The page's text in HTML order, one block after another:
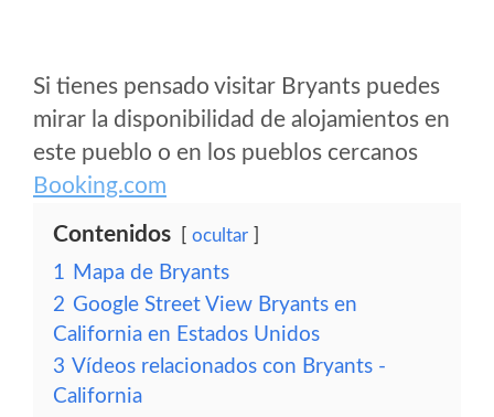
Si tienes pensado visitar Bryants puedes
mirar la disponibilidad de alojamientos en
este pueblo o en los pueblos cercanos
Booking.com
Contenidos ocultar
1 Mapa de Bryants
2 Google Street View Bryants en
California en Estados Unidos
3 Vídeos relacionados con Bryants -
California